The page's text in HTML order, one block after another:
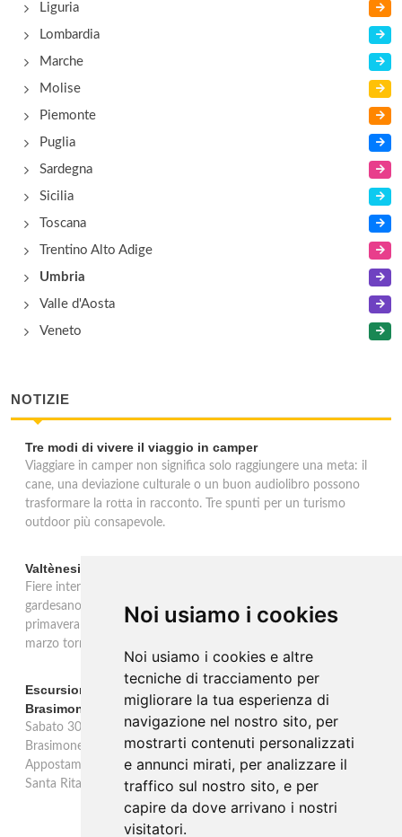
Noi usiamo i cookies
Noi usiamo i cookies e altre
tecniche di tracciamento per
migliorare la tua esperienza di
navigazione nel nostro sito, per
mostrarti contenuti personalizzati
e annunci mirati, per analizzare il
traffico sul nostro sito, e per
capire da dove arrivano i nostri
visitatori.
Liguria
Lombardia
Marche
Molise
Piemonte
Puglia
Sardegna
Sicilia
Toscana
Trentino Alto Adige
Umbria
Valle d'Aosta
Veneto
NOTIZIE
Tre modi di vivere il viaggio in camper
Viaggiare in camper non significa solo raggiungere una meta: il
cane, una deviazione culturale o un buon audiolibro possono
trasformare la rotta in racconto. Tre spunti per un turismo
outdoor più consapevole.
Valtènesi: una primavera di eventi tra rosé e Lago di Garda
Fiere internazionali, eventi sul territorio e racconto del rosé
gardesano. Il Consorzio Valtènesi presenta il calendario della
primavera 2026 sulla sponda bresciana del Lago di Garda. Il 23
marzo torna La Prima del Valtènesi per stampa e operatori.
Escursione con appostamento ai Laghi di Suviana e
Brasimone: caccia fotografica alla fauna
Sabato 30 agosto escursione speciale ai Laghi di Suviana e
Brasimone dalle 17 alle 23 per osservare cervi, volpi, lepri e lupi.
Appostamento al crepuscolo nel massimo silenzio. Ritrovo Chiesa
Santa Rita al Brasimone, prenotazione obbligatoria.